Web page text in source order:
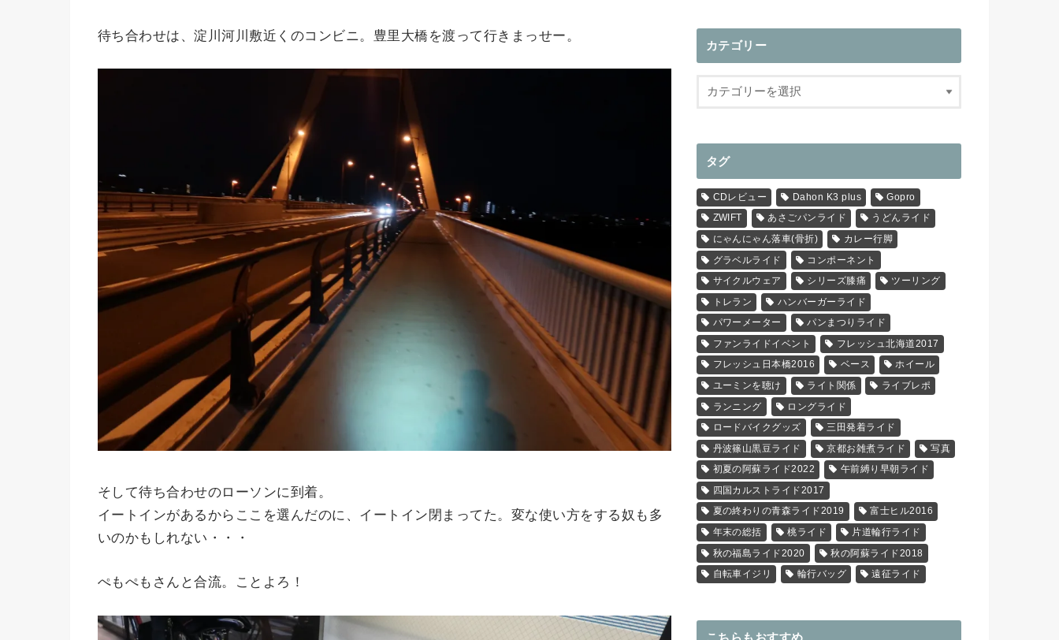
待ち合わせは、淀川河川敷近くのコンビニ。豊里大橋を渡って行きまっせー。
そして待ち合わせのローソンに到着。
イートインがあるからここを選んだのに、イートイン閉まってた。変な使い方をする奴も多
いのかもしれない・・・
ぺもぺもさんと合流。ことよろ！
カテゴリー
タグ
CDレビュー Dahon K3 plus
Gopro
ZWIFT
あさごパンライド
うどんライド
にゃんにゃん落車(骨折)
カレー行脚
グラベルライド
コンポーネント
サイクルウェア
シリーズ膝痛
ツーリング
トレラン
ハンバーガーライド
パワーメーター
パンまつりライド
ファンライドイベント
フレッシュ北海道2017
フレッシュ日本橋2016
ベース
ホイール
ユーミンを聴け
ライト関係
ライブレポ
ランニング
ロングライド
ロードバイクグッズ
三田発着ライド
丹波篠山黒豆ライド
京都お雑煮ライド
写真
初夏の阿蘇ライド2022
午前縛り早朝ライド
四国カルストライド2017
夏の終わりの青森ライド2019
富士ヒル2016
年末の総括
桃ライド
片道輪行ライド
秋の福島ライド2020
秋の阿蘇ライド2018
自転車イジリ
輪行バッグ 遠征ライド